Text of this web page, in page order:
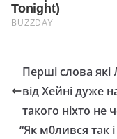
Перші слова які
від Хейні дуже
такого ніхто не
“Як м0лився так